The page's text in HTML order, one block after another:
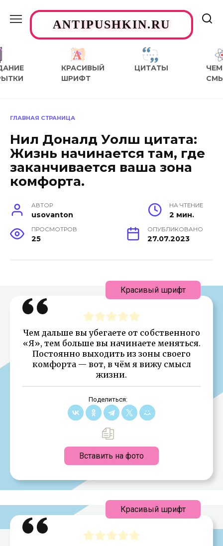
содержаниюANTIPUSHKIN.RU
КРАСИВЫЙ
ШРИФТ
ЦИТАТЫ
ЧЕМ
ГЛАВНАЯ СТРАНИЦА
Нил Доналд Уолш цитата:
Жизнь начинается там, где
заканчивается ваша зона
комфорта.
АВТОР
usovanton
НА ЧТЕНИЕ
2 мин.
ПРОСМОТРОВ
25
ОПУБЛИКОВАНО
27.07.2023
Чем дальше вы убегаете от собственного
«Я», тем больше вы начинаете меняться.
Постоянно выходить из зоны своего
комфорта — вот, в чём я вижу смысл
жизни.
Поделиться:
Вставить на фото
Красивый шрифт
Красивый шрифт